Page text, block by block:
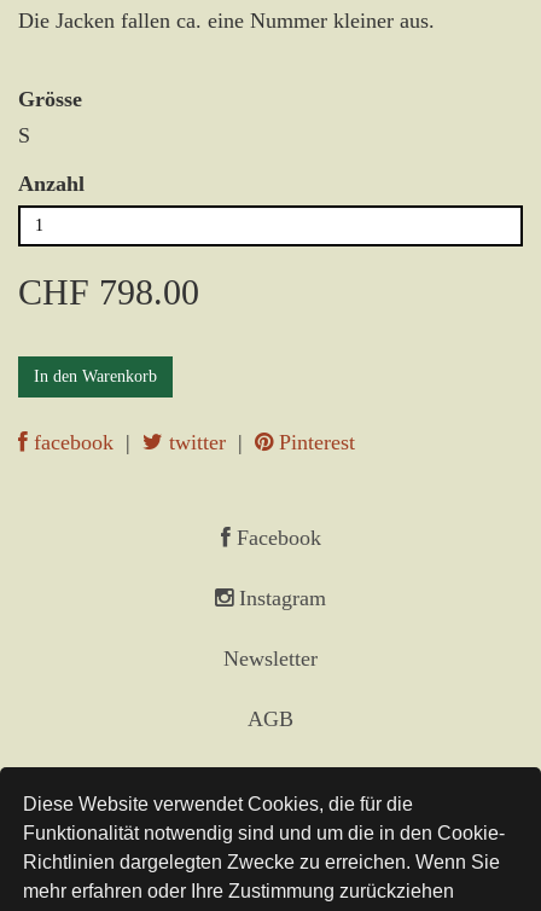
Diese Website verwendet Cookies, die für die
Funktionalität notwendig sind und um die in den Cookie-
Richtlinien dargelegten Zwecke zu erreichen. Wenn Sie
mehr erfahren oder Ihre Zustimmung zurückziehen
Die Jacken fallen ca. eine Nummer kleiner aus.
Grösse
S
Anzahl
CHF 798.00
In den Warenkorb
facebook | twitter | Pinterest
Facebook
Instagram
Newsletter
AGB
Versand
Links